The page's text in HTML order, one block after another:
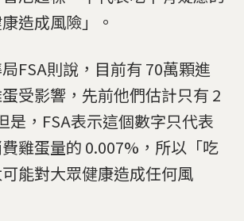
造成風險」。
FSA則說，目前有 70萬顆進
受影響，先前他們估計只有 2
是，FSA表示這個數字只代表
雞蛋量的 0.007%，所以「吃
能對大眾健康造成任何風